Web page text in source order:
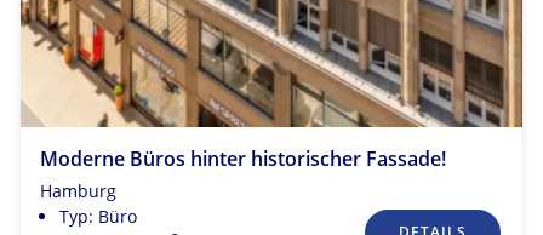
Moderne Büros hinter historischer Fassade!
Hamburg
Typ: Büro